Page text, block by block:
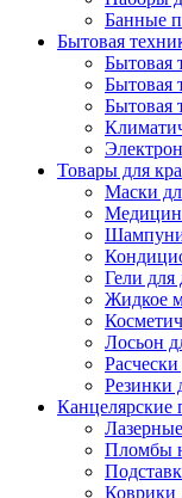
Банные
Бытовая
Бытовая
Бытовая
Бытовая
Товары для
Маски
Гели для
Жидкое
Лосьон
Резинки
Канцелярские
Пломбы
Коврики